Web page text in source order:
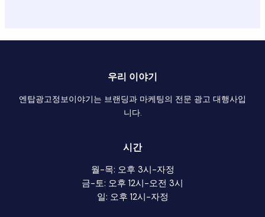
우리 이야기
엔탑광고정보이야기는 브랜딩과 마케팅의 전문 광고 대행사입
니다.
시간
월-목: 오후 3시-자정
금-토: 오후 12시-오전 3시
일: 오후 12시-자정